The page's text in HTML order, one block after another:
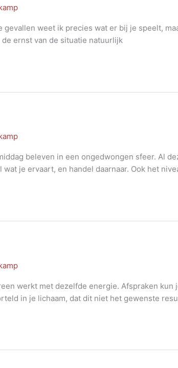
weet ik precies wat er bij je speelt,
ernst van de situatie natuurlijk
beleven in een ongedwongen sfeer. Al
je ervaart, en handel daarnaar. Ook het
werkt met dezelfde energie. Afspraken
in je lichaam, dat dit niet het gewenste